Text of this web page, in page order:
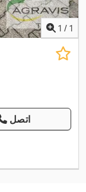
1 / 1
اتصل